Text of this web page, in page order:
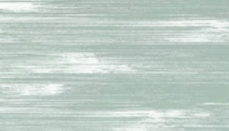
KLARGLAS ODER SATINATO